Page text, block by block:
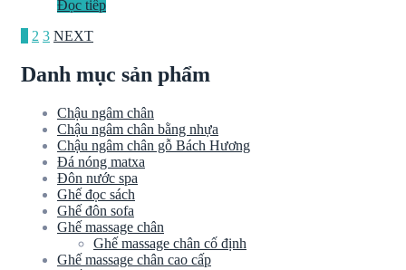
Đọc tiếp
2 3 NEXT
Danh mục sản phẩm
Chậu ngâm chân
Chậu ngâm chân bằng nhựa
Chậu ngâm chân gỗ Bách Hương
Đá nóng matxa
Đôn nước spa
Ghế đọc sách
Ghế đôn sofa
Ghế massage chân
Ghế massage chân cố định
Ghế massage chân cao cấp